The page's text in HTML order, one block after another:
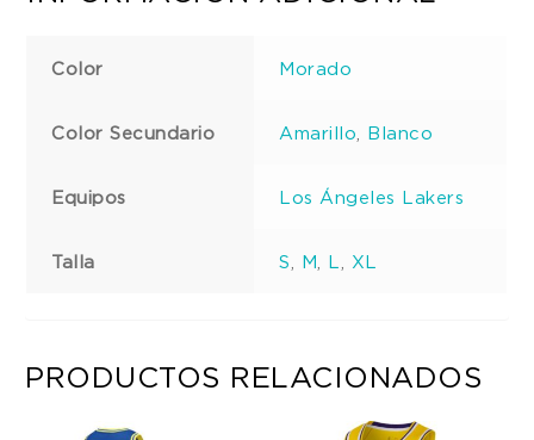
Color Morado
Color Secundario Amarillo Blanco
Equipos Los Ángeles Lakers
Talla S M L XL
PRODUCTOS RELACIONADOS